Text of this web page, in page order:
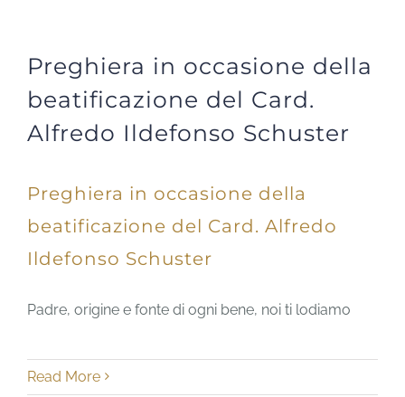
Preghiera in occasione della
beatificazione del Card.
Alfredo Ildefonso Schuster
Preghiera in occasione della
beatificazione del Card. Alfredo
Ildefonso Schuster
Padre, origine e fonte di ogni bene, noi ti lodiamo
Read More